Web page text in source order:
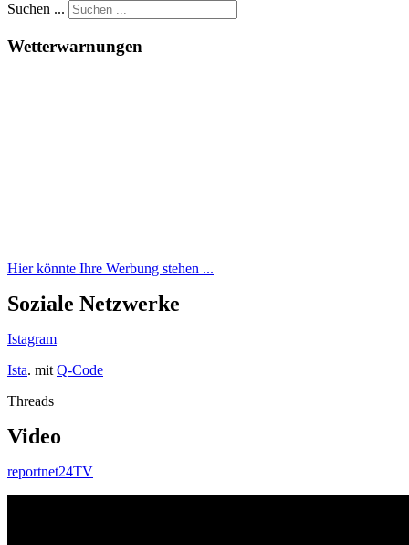
Suchen ...
Wetterwarnungen
Hier könnte Ihre Werbung stehen ...
Soziale Netzwerke
Istagram
Ista. mit Q-Code
Threads
Video
reportnet24TV